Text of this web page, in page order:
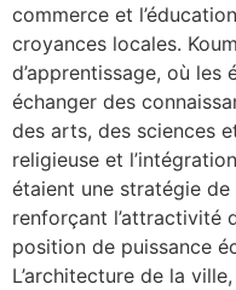
commerce et
croyances locales.
d’apprentissage, où les
échanger des
des arts, des sciences
religieuse et
étaient une stratégie
renforçant l’attractivité
position de puissance
L’architecture de la